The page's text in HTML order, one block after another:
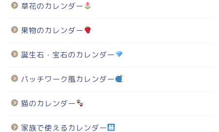
草花のカレンダー
果物のカレンダー
誕生石・宝石のカレンダー
パッチワーク風カレンダー
猫のカレンダー
家族で使えるカレンダー